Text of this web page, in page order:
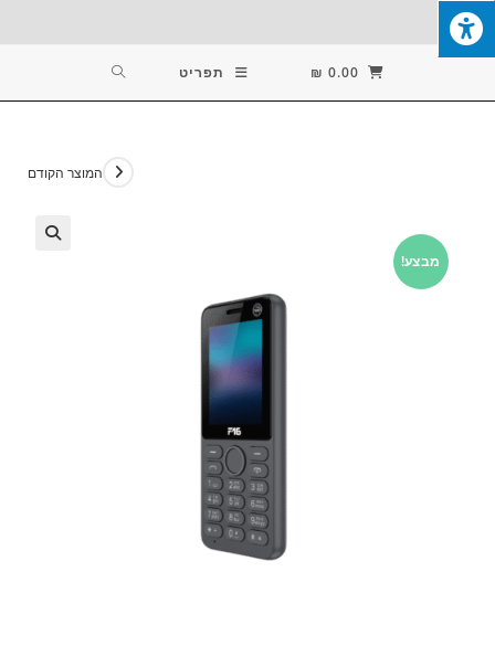
Skip
To
₪ 0.00 תפריט
מבצע!
המוצר הקודם